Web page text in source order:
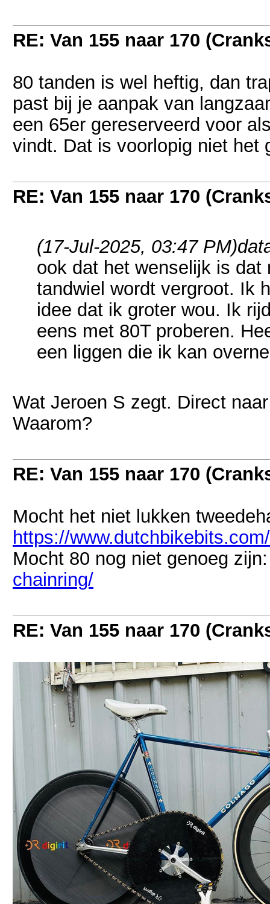
RE: Van 155 naar 170
80 tanden is wel heftig, dan
past bij je aanpak van
een 65er gereserveerd voor
vindt. Dat is voorlopig niet het
RE: Van 155 naar 170
(17-Jul-2025, 03:47 PM)
ook dat het wenselijk is
tandwiel wordt vergroot. Ik
idee dat ik groter wou. Ik
eens met 80T proberen.
een liggen die ik kan
Wat Jeroen S zegt. Direct
Waarom?
RE: Van 155 naar 170
Mocht het niet lukken
https://
Mocht 80 nog niet genoeg
chainring/
RE: Van 155 naar 170